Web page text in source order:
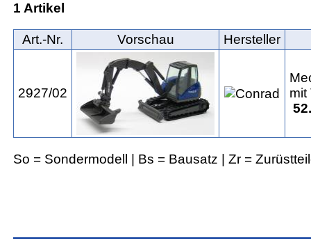
1 Artikel
Art.‑Nr. Vorschau Hersteller
2927/02
mit
So = Sondermodell | Bs = Bausatz | Zr =